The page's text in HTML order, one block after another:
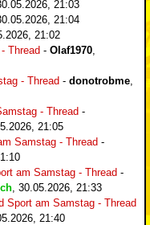
21:03
21:04
21:02
Thread - Olaf1970
- Thread - donotrobme
- Thread -
21:05
Samstag - Thread -
am Samstag - Thread -
30.05.2026, 21:33
Sport am Samstag - Thread
21:40